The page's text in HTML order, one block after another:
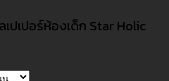
ปเปอร์ห้องเด็ก Star Holic